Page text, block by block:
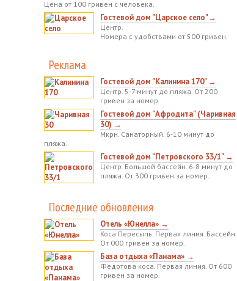
Цена от 100 гривен с человека.
Гостевой дом "Царское село"→
Центр.
Номера с удобствами от 500 гривен.
Реклама
Гостевой дом "Калинина 170" →
Центр. 5-7 минут до пляжа. От 200
гривен за номер.
Гостевой дом "Афродита" (Чаривная
30) →
Мкрн. Санаторный. 6-10 минут до
пляжа.
Гостевой дом "Петровского 33/1" →
Центр. Большой бассейн. 6-8 минут до
пляжа. От 300 гривен за номер.
Последние обновления
Отель «Юнелла» →
Коса Пересыпь. Первая линия. Бассейн.
От 000 гривен за номер.
База отдыха «Панама» →
Федотова коса. Первая линия. От 600
гривен за номер.